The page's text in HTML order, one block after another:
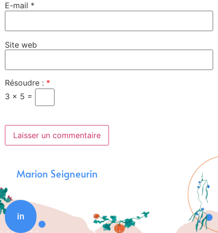
E-mail *
Site web
Résoudre : *
3 × 5 =
Marion Seigneurin
in